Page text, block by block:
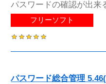
パスワードの確認が出来
フリーソフト
パスワード総合管理